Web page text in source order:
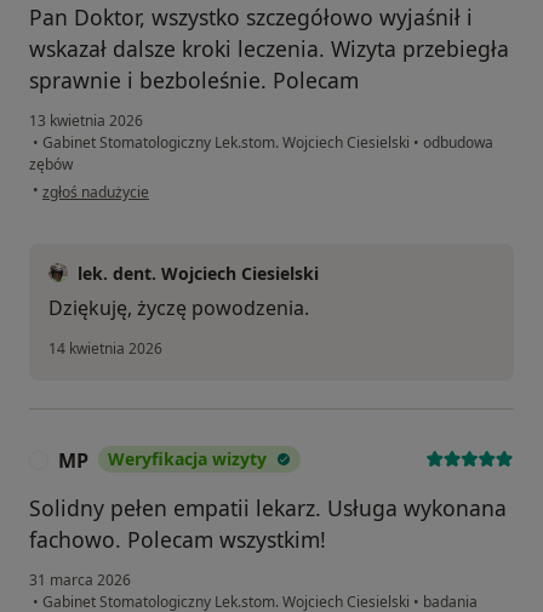
Pan Doktor, wszystko szczegółowo wyjaśnił i
wskazał dalsze kroki leczenia. Wizyta przebiegła
sprawnie i bezboleśnie. Polecam
13 kwietnia 2026
• Gabinet Stomatologiczny Lek.stom. Wojciech Ciesielski • odbudowa
zębów
• w opinii użytkownika Marcin
zgłoś nadużycie
lek. dent. Wojciech Ciesielski
Dziękuję, życzę powodzenia.
14 kwietnia 2026
MP Weryfikacja wizyty
Solidny pełen empatii lekarz. Usługa wykonana
fachowo. Polecam wszystkim!
31 marca 2026
• Gabinet Stomatologiczny Lek.stom. Wojciech Ciesielski • badania